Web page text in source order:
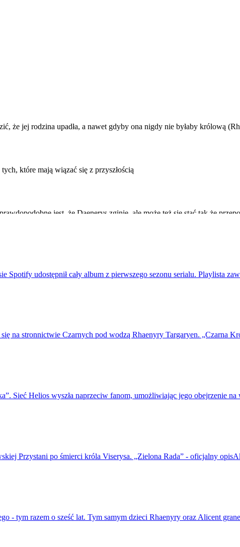
udostępnił cały album z pierwszego sezonu serialu. Playlista
na stronnictwie Czarnych pod wodzą Rhaenyry Targaryen. „Czarna
Sieć Helios wyszła naprzeciw fanom, umożliwiając jego obejrzenie
Przystani po śmierci króla Viserysa. „Zielona Rada” - oficjalny
- tym razem o sześć lat. Tym samym dzieci Rhaenyry oraz Alicent